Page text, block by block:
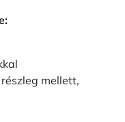
mellett,